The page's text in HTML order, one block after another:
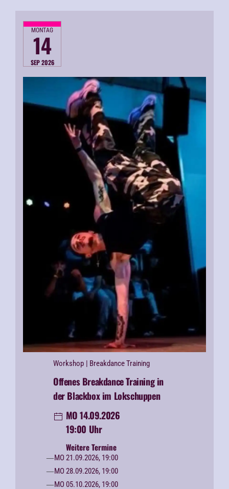
MONTAG
14
SEP 2026
Workshop | Breakdance Training
Offenes Breakdance Training in
der Blackbox im Lokschuppen
MO 14.09.2026
19:00 Uhr
Weitere Termine
MO 21.09.2026, 19:00
MO 28.09.2026, 19:00
MO 05.10.2026, 19:00